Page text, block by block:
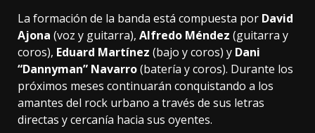
La formación de la banda está compuesta por David
Ajona (voz y guitarra), Alfredo Méndez (guitarra y
coros), Eduard Martínez (bajo y coros) y Dani
“Dannyman” Navarro(batería y coros). Durante los
próximos meses continuarán conquistando a los
amantes del rock urbano a través de sus letras
directas y cercanía hacia sus oyentes.